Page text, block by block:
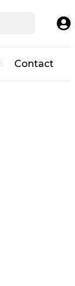
Contact